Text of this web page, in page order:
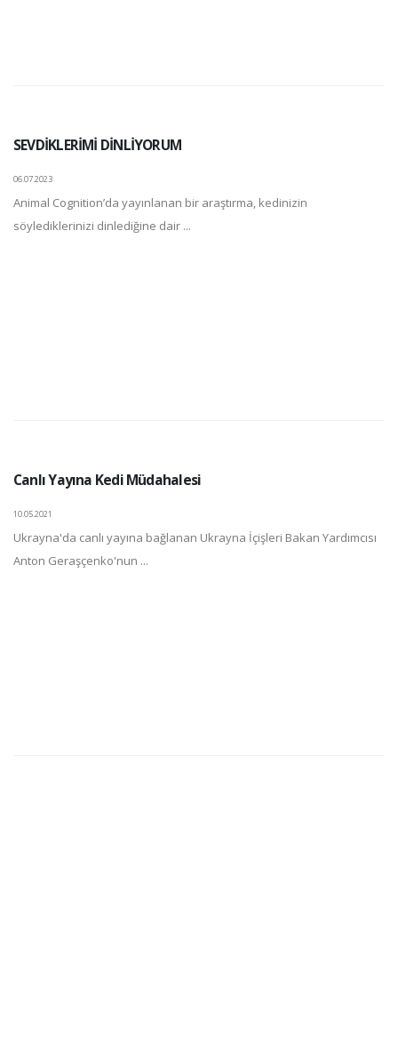
SEVDİKLERİMİ DİNLİYORUM
06.07.2023
Animal Cognition’da yayınlanan bir araştırma, kedinizin
söylediklerinizi dinlediğine dair ...
Canlı Yayına Kedi Müdahalesi
10.05.2021
Ukrayna'da canlı yayına bağlanan Ukrayna İçişleri Bakan Yardımcısı
Anton Geraşçenko'nun ...